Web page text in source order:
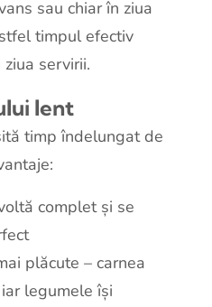
sau chiar în ziua
timpul efectiv
servirii.
lent
timp îndelungat de
complet și se
plăcute – carnea
legumele își